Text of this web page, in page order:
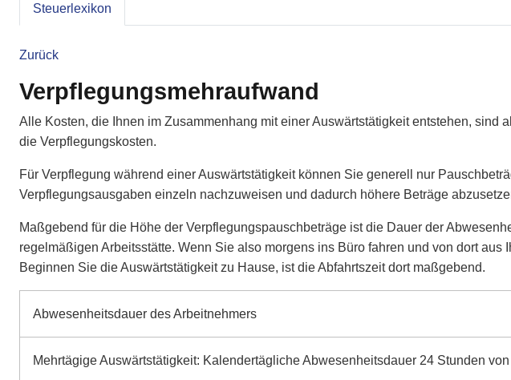
Steuerlexikon
Zurück
Verpflegungsmehraufwand
Alle Kosten, die Ihnen im Zusammenhang mit einer Auswärtstätigkeit entstehen,
die Verpflegungskosten.
Für Verpflegung während einer Auswärtstätigkeit können Sie generell nur
Verpflegungsausgaben einzeln nachzuweisen und dadurch höhere Beträge
Maßgebend für die Höhe der Verpflegungspauschbeträge ist die Dauer der
regelmäßigen Arbeitsstätte. Wenn Sie also morgens ins Büro fahren und von dort
Beginnen Sie die Auswärtstätigkeit zu Hause, ist die Abfahrtszeit dort maßgebend.
Abwesenheitsdauer des Arbeitnehmers
Mehrtägige Auswärtstätigkeit: Kalendertägliche Abwesenheitsdauer 24 Stunden